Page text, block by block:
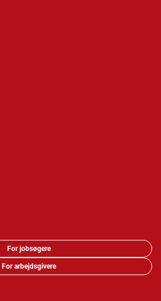
For jobsøgere
For arbejdsgivere